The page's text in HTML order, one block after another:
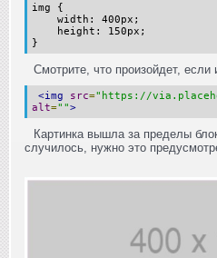
img {
width: 400px;
height: 150px;
}
Смотрите, что произойдет, если
<img src="https://
alt="">
Картинка вышла за пределы
случилось, нужно это